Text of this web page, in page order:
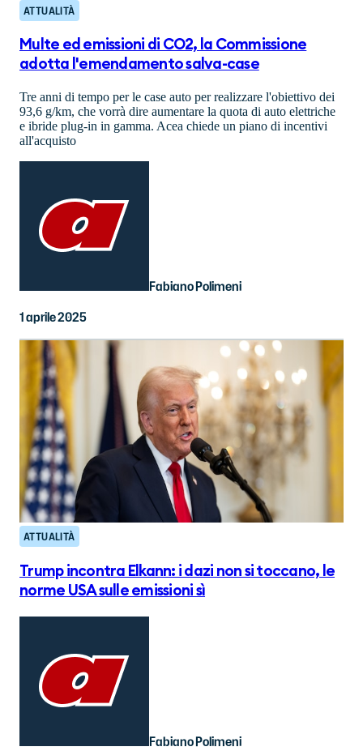
ATTUALITÀ
Multe ed emissioni di CO2, la Commissione
adotta l'emendamento salva-case
Tre anni di tempo per le case auto per realizzare l'obiettivo dei
93,6 g/km, che vorrà dire aumentare la quota di auto elettriche
e ibride plug-in in gamma. Acea chiede un piano di incentivi
all'acquisto
Fabiano Polimeni
1 aprile 2025
ATTUALITÀ
Trump incontra Elkann: i dazi non si toccano, le
norme USA sulle emissioni sì
Fabiano Polimeni